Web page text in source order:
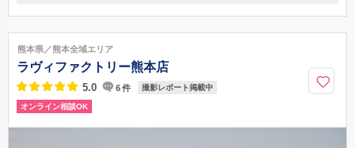
熊本県熊本市中央区草葉町2‐6 カミノウラサムライビル1F
096-312-0508
熊本県／熊本全域エリア
ラヴィファクトリー熊本店
5.0 6件 撮影レポート掲載中
オンライン相談OK